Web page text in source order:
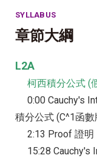
SYLLABUS
章節大綱
L2A
柯西積分公式 (
0:00 Cauchy's
積分公式 (C^1函
2:13 Proof 證明
15:28 Cauchy's